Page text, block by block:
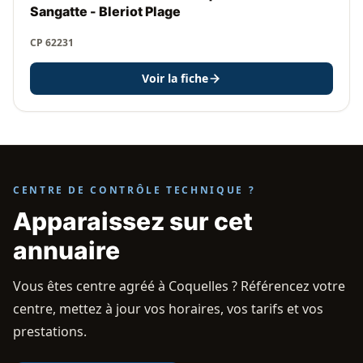
Sangatte - Bleriot Plage
CP 62231
Voir la fiche
CENTRE DE CONTRÔLE TECHNIQUE ?
Apparaissez sur cet
annuaire
Vous êtes centre agréé à Coquelles ? Référencez votre
centre, mettez à jour vos horaires, vos tarifs et vos
prestations.